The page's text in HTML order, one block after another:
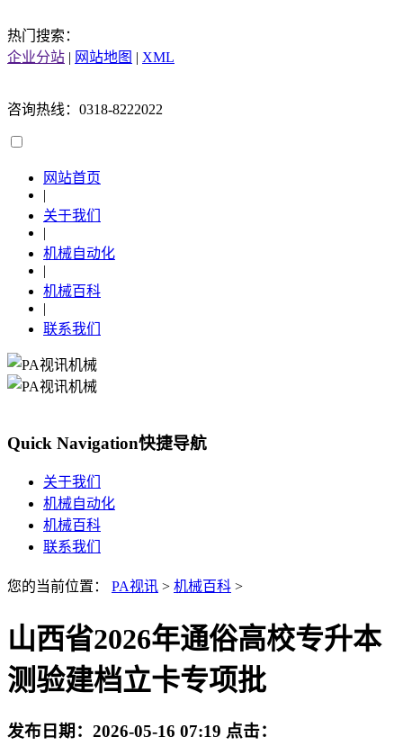
热门搜索：
企业分站 | 网站地图 | XML
咨询热线：0318-8222022
网站首页
|
关于我们
|
机械自动化
|
机械百科
|
联系我们
Quick Navigation快捷导航
关于我们
机械自动化
机械百科
联系我们
您的当前位置： PA视讯 > 机械百科 >
山西省2026年通俗高校专升本
测验建档立卡专项批
发布日期： 2026-05-16 07:19 点击：